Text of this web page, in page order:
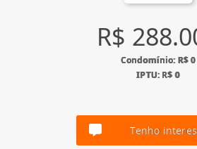
R$
Condomínio: R$ 0
IPTU: R$ 0
Tenho